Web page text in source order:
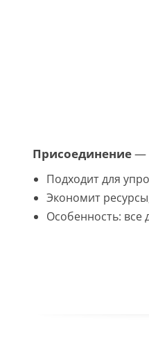
Присоединение—
Подходит для
Экономит
Особенность: все